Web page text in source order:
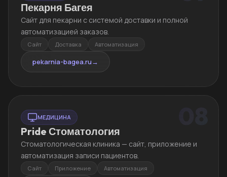
Пекарня Багея
Сайт для пекарни с системой доставки и полной
автоматизацией заказов.
Сайт Доставка Автоматизация
pekarnia-bagea.ru→
МЕДИЦИНА
Pride Стоматология
Стоматологическая клиника — сайт, приложение и
автоматизация записи пациентов.
Сайт Приложение Автоматизация